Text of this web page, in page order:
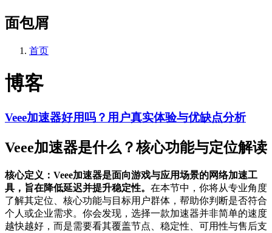
面包屑
首页
博客
Veee加速器好用吗？用户真实体验与优缺点分析
Veee加速器是什么？核心功能与定位解读
核心定义：Veee加速器是面向游戏与应用场景的网络加速工
具，旨在降低延迟并提升稳定性。 在本节中，你将从专业角度
了解其定位、核心功能与目标用户群体，帮助你判断是否符合
个人或企业需求。你会发现，选择一款加速器并非简单的速度
越快越好，而是需要看其覆盖节点、稳定性、可用性与售后支